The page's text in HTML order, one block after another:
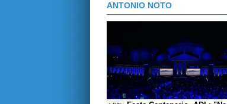
ANTONIO NOTO